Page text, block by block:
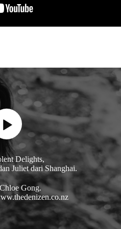
Delights,
Juliet dari Shanghai.
Gong.